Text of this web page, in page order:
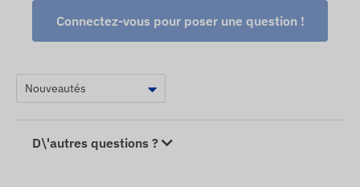
Connectez-vous pour poser une question !
D\'autres questions ?